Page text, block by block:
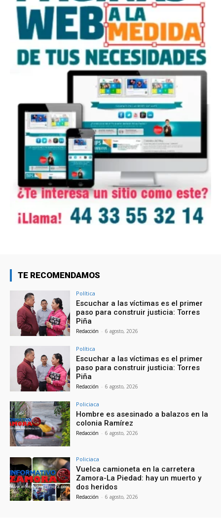
TE RECOMENDAMOS
Política
Escuchar a las víctimas es el primer
paso para construir justicia: Torres
Piña
Redacción - 6 agosto, 2026
Política
Escuchar a las víctimas es el primer
paso para construir justicia: Torres
Piña
Redacción - 6 agosto, 2026
Policiaca
Hombre es asesinado a balazos en la
colonia Ramírez
Redacción - 6 agosto, 2026
Policiaca
Vuelca camioneta en la carretera
Zamora-La Piedad: hay un muerto y
dos heridos
Redacción - 6 agosto, 2026